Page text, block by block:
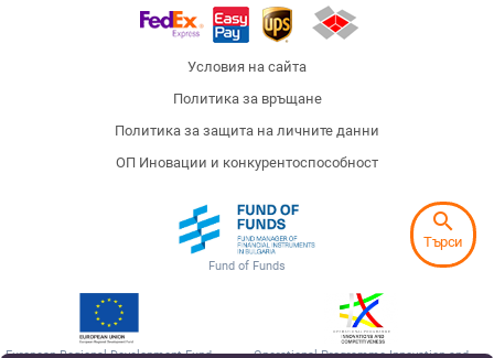
Условия на сайта
Политика за връщане
Политика за защита на личните данни
ОП Иновации и конкурентоспособност
Fund of Funds
search
Търси